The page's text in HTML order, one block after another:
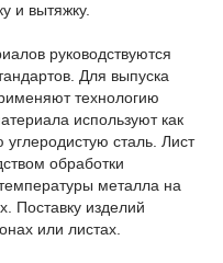
и вытяжку.
руководствуются
Для выпуска
технологию
используют как
углеродистую сталь. Лист
обработки
металла на
Поставку изделий
или листах.